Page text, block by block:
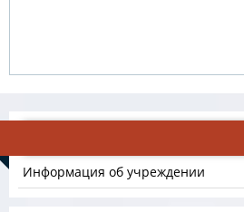
Информация об учреждении